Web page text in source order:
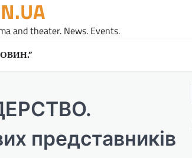
and theater. News. Events.
представників